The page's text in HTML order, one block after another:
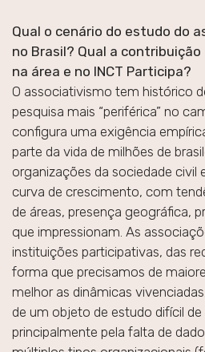
Qual o cenário do estudo do
no Brasil? Qual a
na área e no INCT Participa?
O associativismo tem histórico
pesquisa mais “periférica” no
configura uma exigência
parte da vida de milhões de
organizações da sociedade civil
curva de crescimento, com
de áreas, presença geográfica,
que impressionam. As
instituições participativas, das
forma que precisamos de
melhor as dinâmicas
de um objeto de estudo difícil de
principalmente pela falta de